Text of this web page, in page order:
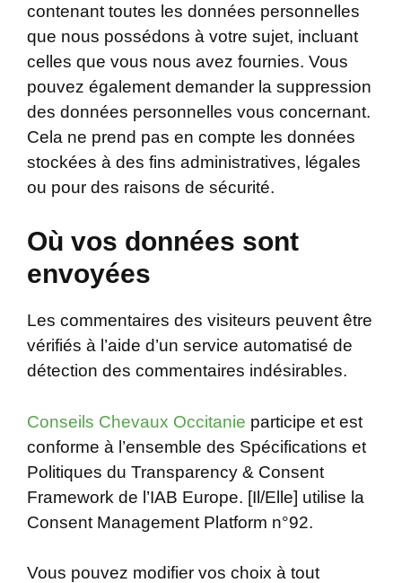
contenant toutes les données personnelles
que nous possédons à votre sujet, incluant
celles que vous nous avez fournies. Vous
pouvez également demander la suppression
des données personnelles vous concernant.
Cela ne prend pas en compte les données
stockées à des fins administratives, légales
ou pour des raisons de sécurité.
Où vos données sont
envoyées
Les commentaires des visiteurs peuvent être
vérifiés à l’aide d’un service automatisé de
détection des commentaires indésirables.
Conseils Chevaux Occitanie participe et est
conforme à l’ensemble des Spécifications et
Politiques du Transparency & Consent
Framework de l’IAB Europe. [Il/Elle] utilise la
Consent Management Platform n°92.
Vous pouvez modifier vos choix à tout